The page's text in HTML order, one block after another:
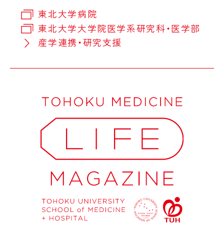
東北大学病院
東北大学大学院医学系研究科・医学部
産学連携・研究支援